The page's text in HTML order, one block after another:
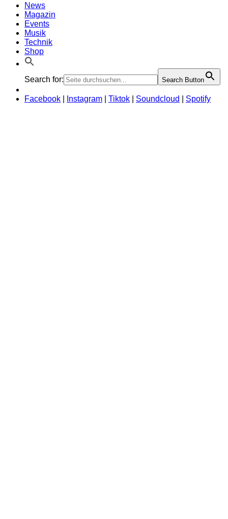
News
Magazin
Events
Musik
Technik
Shop
Search for: Search Button
Facebook Instagram Tiktok Soundcloud Spotify